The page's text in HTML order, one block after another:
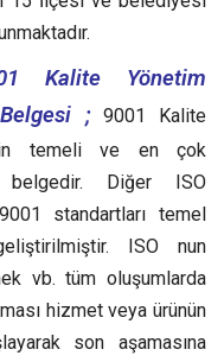
Kalite Yönetim
;9001 Kalite
temeli ve en çok
belgedir. Diğer ISO
standartları temel
ISO nun
vb. tüm oluşumlarda
hizmet veya ürünün
son aşamasına